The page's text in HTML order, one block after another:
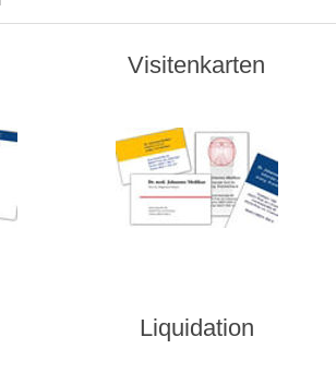
Visitenkarten
Liquidation